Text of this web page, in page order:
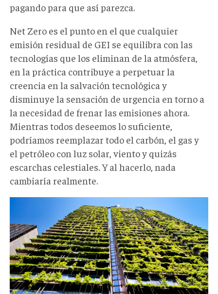
pagando para que así parezca.
Net Zero es el punto en el que cualquier
emisión residual de GEI se equilibra con las
tecnologías que los eliminan de la atmósfera,
en la práctica contribuye a perpetuar la
creencia en la salvación tecnológica y
disminuye la sensación de urgencia en torno a
la necesidad de frenar las emisiones ahora.
Mientras todos deseemos lo suficiente,
podríamos reemplazar todo el carbón, el gas y
el petróleo con luz solar, viento y quizás
escarchas celestiales. Y al hacerlo, nada
cambiaría realmente.
farsaverde006.jpg